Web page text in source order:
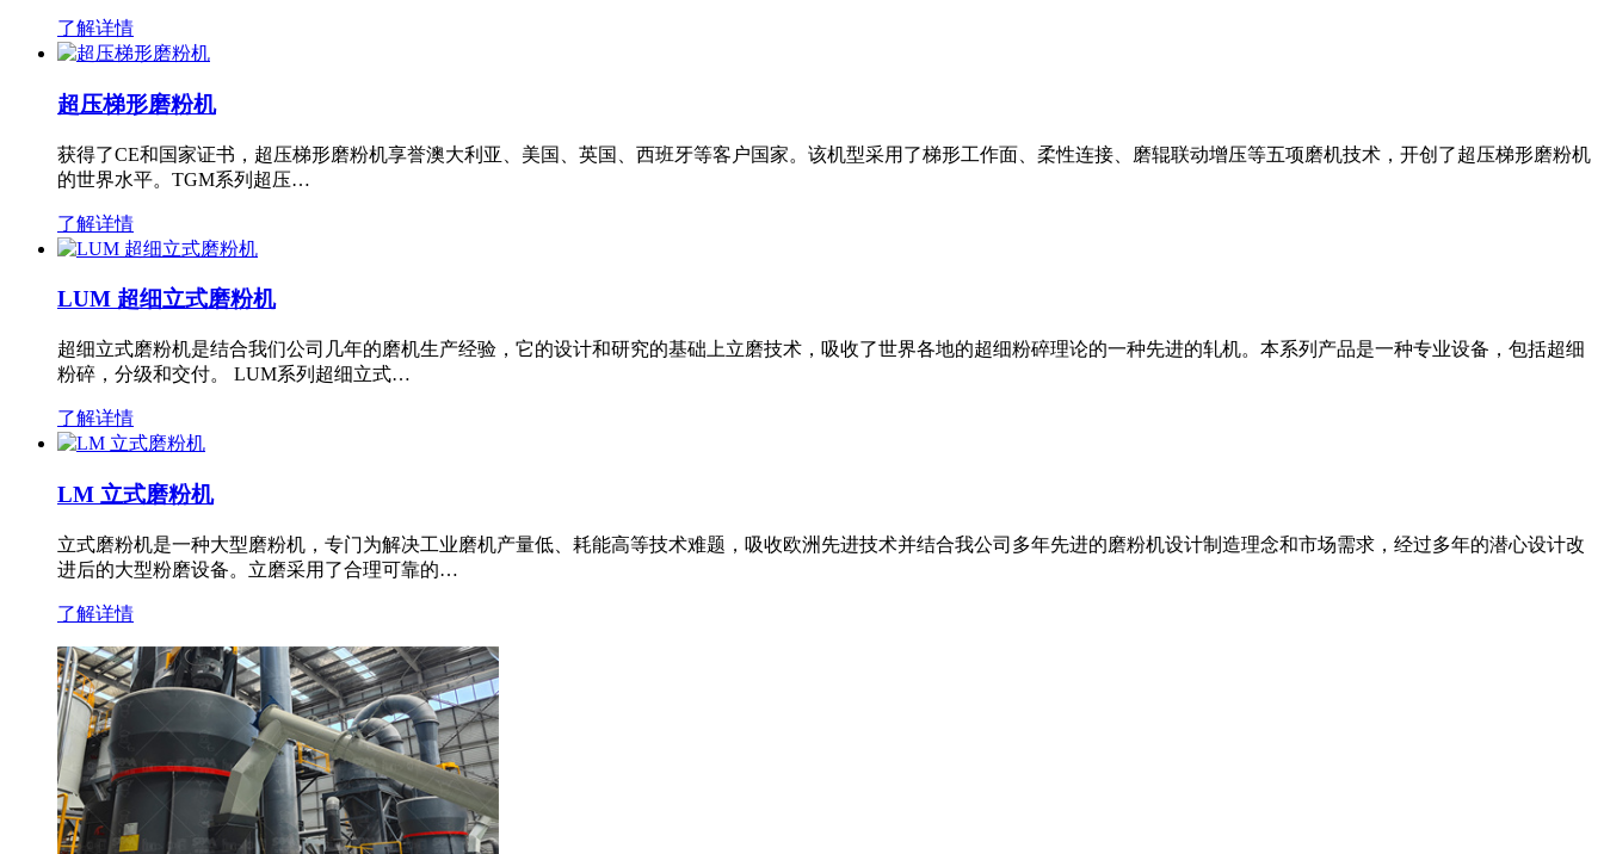
了解详情
超压梯形磨粉机
获得了CE和国家证书，超压梯形磨粉机享誉澳大利亚、美国、英国、西班牙等客户国家。该机型采用了梯形工作面、柔性连接、磨辊联动增压等五项磨机技术，开创了超压梯形磨粉机
的世界水平。TGM系列超压…
了解详情
LUM 超细立式磨粉机
超细立式磨粉机是结合我们公司几年的磨机生产经验，它的设计和研究的基础上立磨技术，吸收了世界各地的超细粉碎理论的一种先进的轧机。本系列产品是一种专业设备，包括超细
粉碎，分级和交付。 LUM系列超细立式…
了解详情
LM 立式磨粉机
立式磨粉机是一种大型磨粉机，专门为解决工业磨机产量低、耗能高等技术难题，吸收欧洲先进技术并结合我公司多年先进的磨粉机设计制造理念和市场需求，经过多年的潜心设计改
进后的大型粉磨设备。立磨采用了合理可靠的…
了解详情